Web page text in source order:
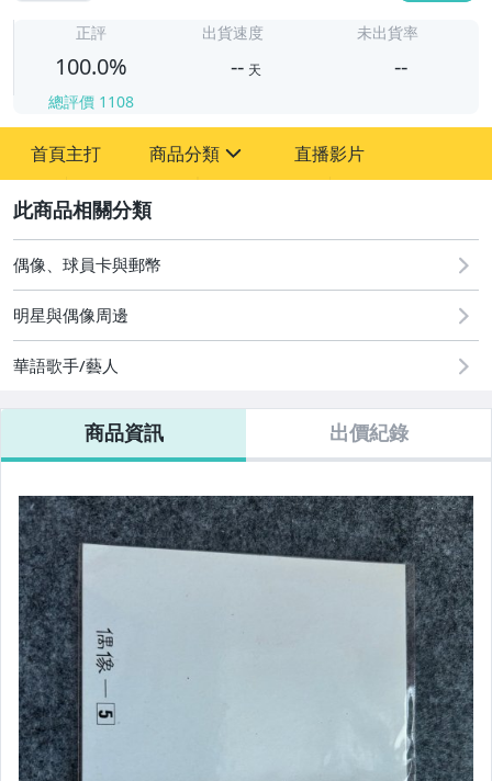
正評
100.0%
總評價 1108
出貨速度
-- 天
未出貨率
--
首頁主打 商品分類
圖書/影音/文具
偶像、球員卡與郵幣
直播影片
偶像、球員卡與郵幣
明星與偶像周邊
華語歌手/藝人
商品資訊 出價紀錄